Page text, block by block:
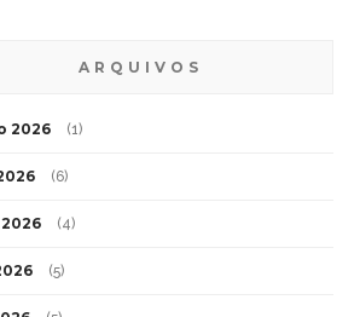
ARQUIVOS
2026 (1)
(6)
(4)
(5)